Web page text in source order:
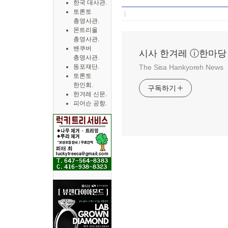
한국 대사관.
토론토
총영사관.
몬트리올
총영사관.
밴쿠버
총영사관.
동포재단.
토론토
한인회.
한겨레 신문.
피어슨 공항.
시사 한겨레 ⓘ한마당
The Sisa Hankyoreh News
구독하기